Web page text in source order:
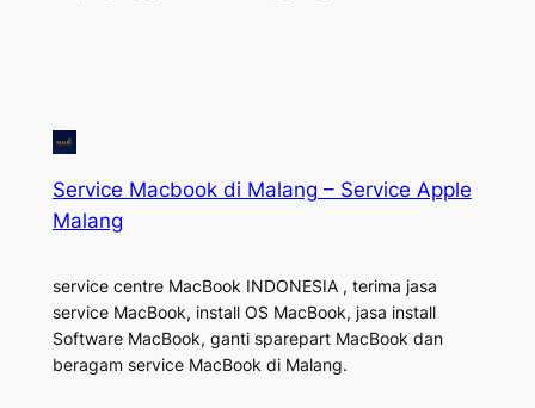
Service Macbook di Malang – Service Apple
Malang
service centre MacBook INDONESIA , terima jasa
service MacBook, install OS MacBook, jasa install
Software MacBook, ganti sparepart MacBook dan
beragam service MacBook di Malang.